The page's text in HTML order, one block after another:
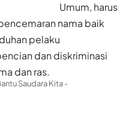
Umum, harus
nama baik
pelaku
dan diskriminasi
dan ras.
Saudara Kita -